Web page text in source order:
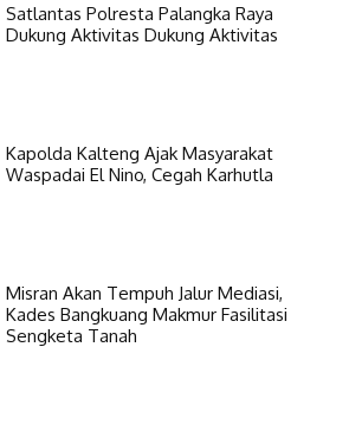
Satlantas Polresta Palangka Raya
Dukung Aktivitas Dukung Aktivitas
Kapolda Kalteng Ajak Masyarakat
Waspadai El Nino, Cegah Karhutla
Misran Akan Tempuh Jalur Mediasi,
Kades Bangkuang Makmur Fasilitasi
Sengketa Tanah